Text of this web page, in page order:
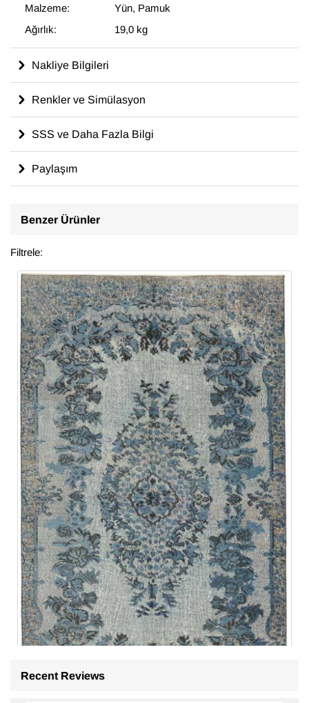
Malzeme:
Yün, Pamuk
Ağırlık:
19,0 kg
Nakliye Bilgileri
Renkler ve Simülasyon
SSS ve Daha Fazla Bilgi
Paylaşım
Benzer Ürünler
Filtrele:
Recent Reviews